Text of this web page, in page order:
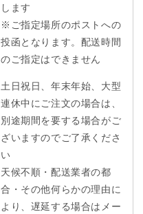
します
※ご指定場所のポストへの
投函となります。配送時間
のご指定はできません
土日祝日、年末年始、大型
連休中にご注文の場合は、
別途期間を要する場合がご
ざいますのでご了承くださ
い
天候不順・配送業者の都
合・その他何らかの理由に
より、遅延する場合はメー